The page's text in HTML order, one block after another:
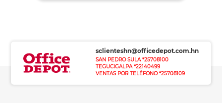
sclienteshn@officedepot.com.hn
SAN PEDRO SULA *25708100
TEGUCIGALPA *22140499
VENTAS POR TELÉFONO *25708109